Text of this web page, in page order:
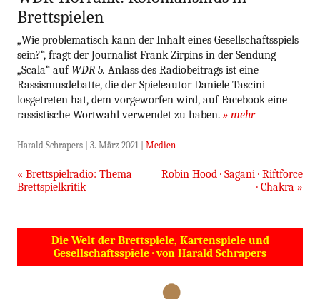
Brettspielen
„Wie problematisch kann der Inhalt eines Gesellschaftsspiels
sein?“, fragt der Journalist Frank Zirpins in der Sendung
„Scala“ aufWDR 5. Anlass des Radiobeitrags ist eine
Rassismusdebatte, die der Spieleautor Daniele Tascini
losgetreten hat, dem vorgeworfen wird, auf Facebook eine
rassistische Wortwahl verwendet zu haben. » mehr
Harald Schrapers 3. März 2021 Medien
Beitragsnavigation
« Brettspielradio: Thema
Brettspielkritik
Robin Hood · Sagani · Riftforce
· Chakra »
Die Welt der Brettspiele, Kartenspiele und
Gesellschaftsspiele · von Harald Schrapers